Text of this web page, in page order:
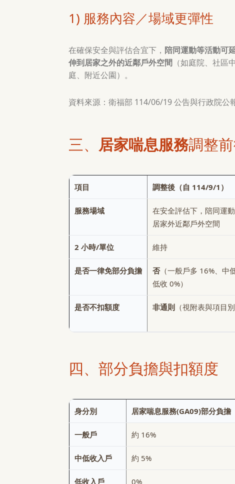
1) 服務內容／場域更彈性
在確保安全與評估合宜下， 陪同運動等活動可
伸到居家之外的近鄰戶外空間 （如庭院、社區中
庭、附近公園）。
資料來源：衛福部 114/06/19 公告與行政院公
三、 居家喘息服務調整
項目 調整後（自 114/9/1）
服務場域
在安全評估下，陪同運
居家外近鄰戶外空間
2 小時/單位 維持
是否一律免部分負擔 否（一般戶多 16%、中
低收 0%）
是否不扣額度 非通則 （視附表與項目別
四、部分負擔與扣額度
身分別 居家喘息服務(GA09)部分負擔
一般戶 約 16%
中低收入戶 約 5%
低收入戶 0%